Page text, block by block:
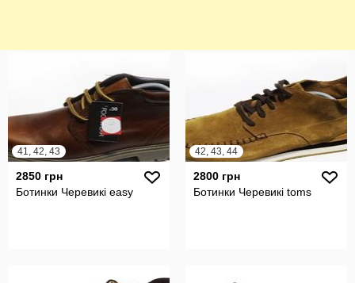
41, 42, 43
2850 грн
Ботинки Черевикі easy
42, 43, 44
2800 грн
Ботинки Черевикі toms